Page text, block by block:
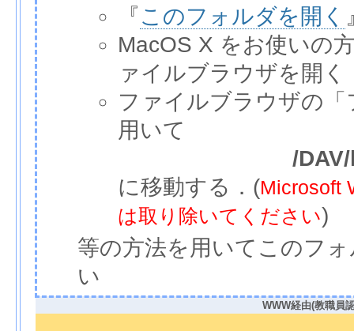
『このフォルダを開く
MacOS X をお使いの
ァイルブラウザを開く
ファイルブラウザの
用いて
/
に移動する．(Microsoft
は取り除いてください)
等の方法を用いてこのフ
い
WWW経由(教職員